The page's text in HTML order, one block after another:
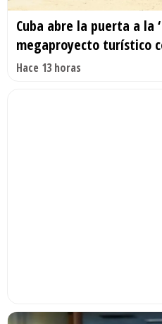
Cuba abre la puerta a la
megaproyecto turístico
Hace 13 horas